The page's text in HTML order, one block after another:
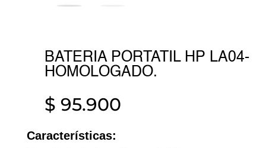
BATERIA PORTATIL HP LA04-
HOMOLOGADO.
$ 95.900
Características: